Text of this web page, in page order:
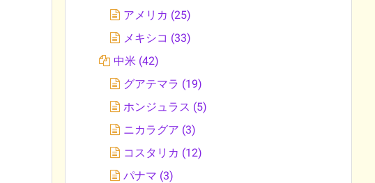
アメリカ (25)
メキシコ (33)
中米 (42)
グアテマラ (19)
ホンジュラス (5)
ニカラグア (3)
コスタリカ (12)
パナマ (3)